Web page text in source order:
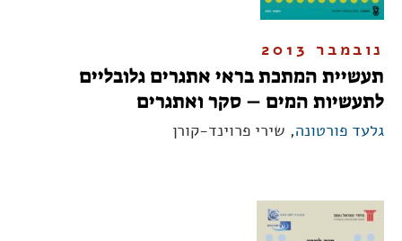
נובמבר 2013
תעשיית המתכת בראי אתגרים גלובליים
לתעשיות המים – סקר ואתגרים
גלעד פורטונה, שירי פרוינד-קורן